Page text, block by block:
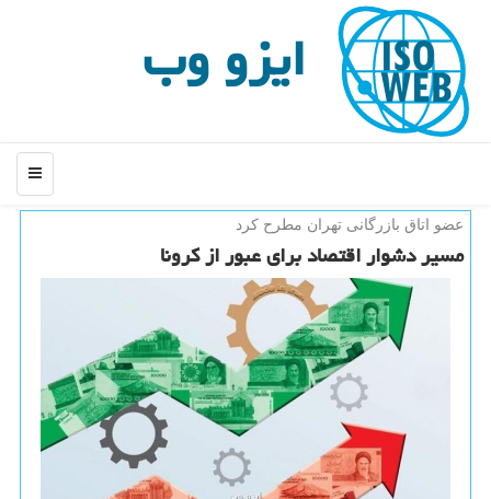
ایزو وب
منو
عضو اتاق بازرگانی تهران مطرح كرد
مسیر دشوار اقتصاد برای عبور از كرونا